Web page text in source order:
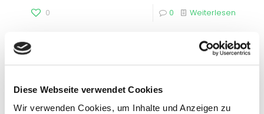
Diese Webseite verwendet Cookies
Wir verwenden Cookies, um Inhalte und Anzeigen zu
0 0 Weiterlesen